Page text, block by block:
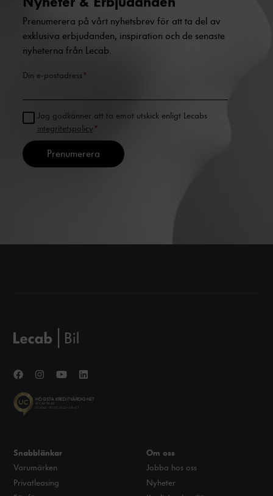
Prenumerera på vårt nyhetsbrev för att ta del av
exklusiva erbjudanden, inspiration och de senaste
nyheterna från Lecab.
Din e-postadress *
Jag godkänner att ta emot utskick enligt Lecabs
integritetspolicy.*
Snabblänkar
Varumärken
Privatleasing
Om oss
Jobba hos oss
Nyheter